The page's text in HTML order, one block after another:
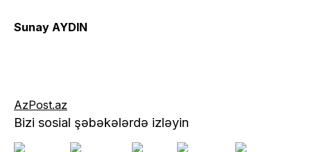
Sunay AYDIN
AzPost.az
Bizi sosial şəbəkələrdə izləyin